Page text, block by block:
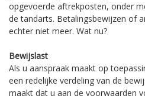
opgevoerde aftrekposten, onder
de tandarts. Betalingsbewijzen of
echter niet meer. Wat nu?
Bewijslast
Als u aanspraak maakt op
een redelijke verdeling van de
maakt dat u aan de voorwaarden